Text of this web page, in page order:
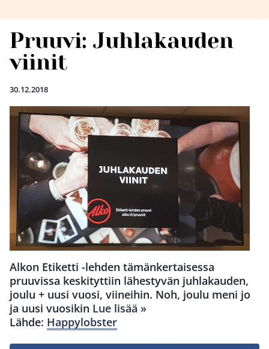
Pruuvi: Juhlakauden
viinit
30.12.2018
Alkon Etiketti -lehden tämänkertaisessa
pruuvissa keskityttiin lähestyvän juhlakauden,
joulu + uusi vuosi, viineihin. Noh, joulu meni jo
ja uusi vuosikin Lue lisää »
Lähde: Happylobster